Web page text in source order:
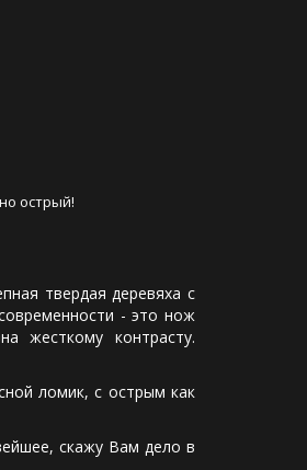
острый!
твердая деревяха с
- это нож
жесткому контрасту.
ломик, с острым как
скажу Вам дело в